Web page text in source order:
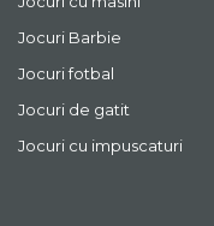
Jocuri Barbie
Jocuri fotbal
Jocuri de gatit
Jocuri cu impuscaturi